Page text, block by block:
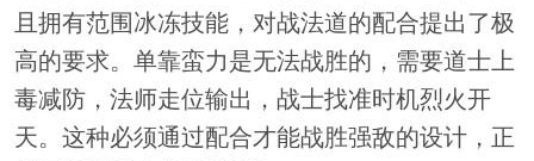
且拥有范围冰冻技能，对战法道的配合提出了极
高的要求。单靠蛮力是无法战胜的，需要道士上
毒减防，法师走位输出，战士找准时机烈火开
天。这种必须通过配合才能战胜强敌的设计，正